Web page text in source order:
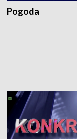
Pogoda